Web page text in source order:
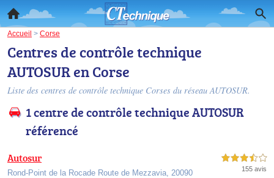
Accueil > Corse
Centres de contrôle technique
AUTOSUR en Corse
Liste des centres de contrôle technique Corses du réseau AUTOSUR.
1 centre de contrôle technique AUTOSUR
référencé
Autosur
Rond-Point de la Rocade Route de Mezzavia, 20090
3,5 étoiles sur 5
155 avis